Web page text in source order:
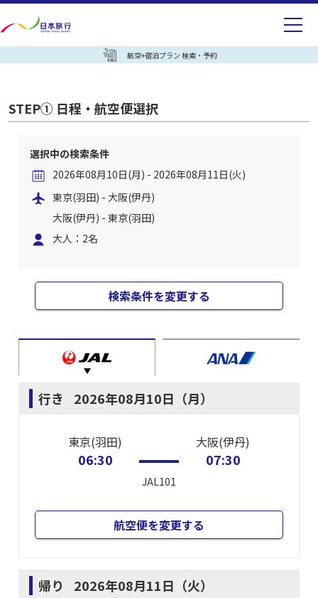
航空+宿泊プラン 検索・予約
STEP① 日程・航空便選択
選択中の検索条件
2026年08月10日(月) - 2026年08月11日(火)
東京(羽田) - 大阪(伊丹)
大阪(伊丹) - 東京(羽田)
大人：2名
検索条件を変更する
行き 2026年08月10日（月）
東京(羽田)
06:30
JAL101
大阪(伊丹)
07:30
航空便を変更する
帰り 2026年08月11日（火）